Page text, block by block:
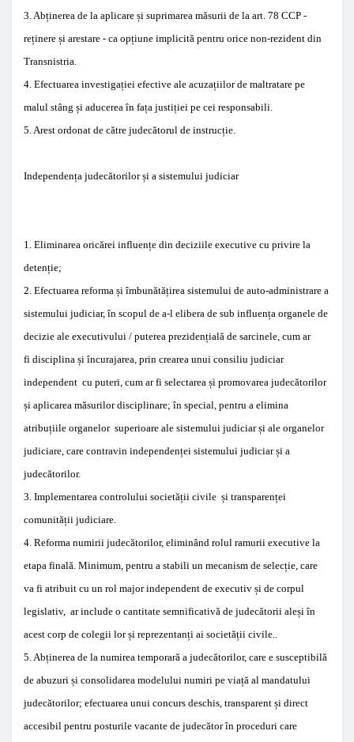
3. Abținerea de la aplicare și suprimarea măsurii de la art. 78 CCP -
reținere și arestare - ca opțiune implicită pentru orice non-rezident din
Transnistria.
4. Efectuarea investigației efective ale acuzațiilor de maltratare pe
malul stâng și aducerea în fața justiției pe cei responsabili.
5. Arest ordonat de către judecătorul de instrucție.
Independența judecătorilor și a sistemului judiciar
1. Eliminarea oricărei influențe din deciziile executive cu privire la
detenție;
2. Efectuarea reforma și îmbunătățirea sistemului de auto-administrare a
sistemului judiciar, în scopul de a-l elibera de sub influența organele de
decizie ale executivului / puterea prezidențială de sarcinele, cum ar
fi disciplina și încurajarea, prin crearea unui consiliu judiciar
independent cu puteri, cum ar fi selectarea și promovarea judecătorilor
și aplicarea măsurilordisciplinare;în special, pentru a elimina
atribuțiile organelor superioare ale sistemului judiciar și ale organelor
judiciare, care contravin independenței sistemului judiciar și a
judecătorilor.
3. Implementarea controlului societății civile și transparenței
comunității judiciare.
4. Reforma numirii judecătorilor, eliminând rolul ramurii executive la
etapa finală. Minimum, pentru a stabili un mecanism de selecție, care
va fi atribuit cu un rol major independent de executiv și de corpul
legislativ, ar include o cantitate semnificativă de judecătorii aleși în
acest corp de colegii lor și reprezentanți ai societății civile..
5. Abținerea de la numirea temporară a judecătorilor, care e susceptibilă
de abuzuri și consolidarea modelului numiri pe viață al mandatului
judecătorilor; efectuarea unui concurs deschis, transparent și direct
accesibil pentru posturile vacante de judecător în proceduri care